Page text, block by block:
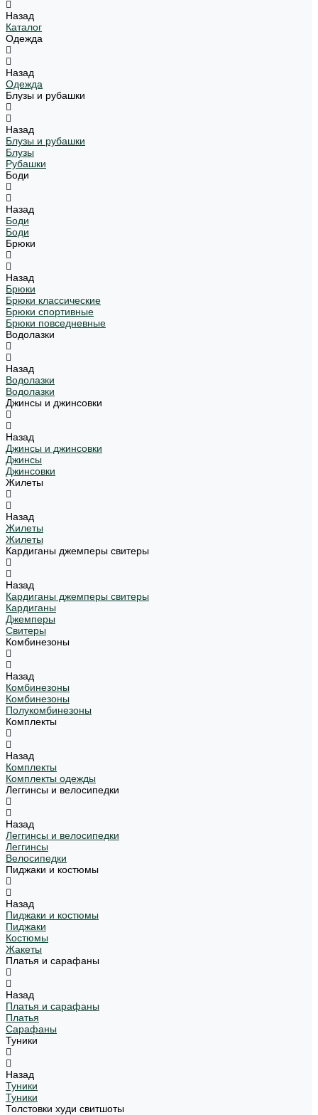
Назад
Каталог
Одежда
Назад
Одежда
Блузы и рубашки
Назад
Блузы и рубашки
Блузы
Рубашки
Боди
Назад
Боди
Боди
Брюки
Назад
Брюки
Брюки классические
Брюки спортивные
Брюки повседневные
Водолазки
Назад
Водолазки
Водолазки
Джинсы и джинсовки
Назад
Джинсы и джинсовки
Джинсы
Джинсовки
Жилеты
Назад
Жилеты
Жилеты
Кардиганы джемперы свитеры
Назад
Кардиганы джемперы свитеры
Кардиганы
Джемперы
Свитеры
Комбинезоны
Назад
Комбинезоны
Комбинезоны
Полукомбинезоны
Комплекты
Назад
Комплекты
Комплекты одежды
Леггинсы и велосипедки
Назад
Леггинсы и велосипедки
Леггинсы
Велосипедки
Пиджаки и костюмы
Назад
Пиджаки и костюмы
Пиджаки
Костюмы
Жакеты
Платья и сарафаны
Назад
Платья и сарафаны
Платья
Сарафаны
Туники
Назад
Туники
Туники
Толстовки худи свитшоты